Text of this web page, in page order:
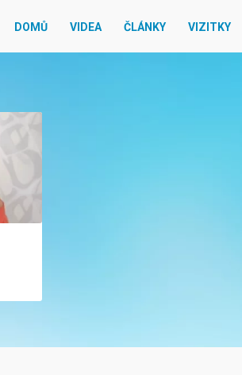
DOMŮ VIDEA ČLÁNKY VIZITKY